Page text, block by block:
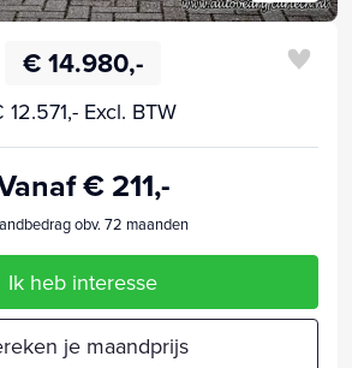
€ 14.980,-
12.571,- Excl. BTW
€ 211,-
obv. 72 maanden
Ik heb interesse
je maandprijs